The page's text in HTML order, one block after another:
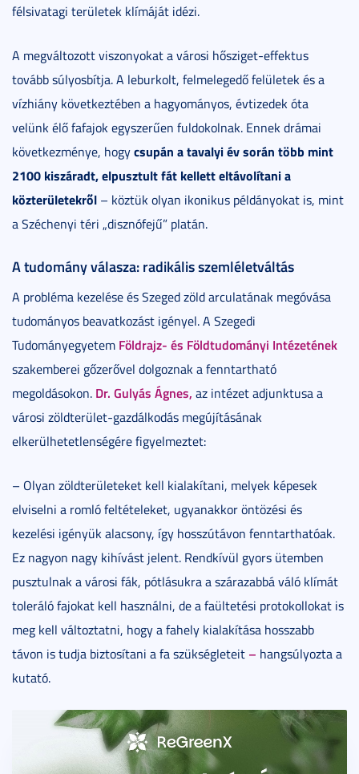
félsivatagi területek klímáját idézi.
A megváltozott viszonyokat a városi hősziget-effektus
tovább súlyosbítja. A leburkolt, felmelegedő felületek és a
vízhiány következtében a hagyományos, évtizedek óta
velünk élő fafajok egyszerűen fuldokolnak. Ennek drámai
következménye, hogycsupán a tavalyi év során több mint
2100 kiszáradt, elpusztult fát kellett eltávolítani a
közterületekről – köztük olyan ikonikus példányokat is, mint
a Széchenyi téri „disznófejű” platán.
A tudomány válasza: radikális szemléletváltás
A probléma kezelése és Szeged zöld arculatának megóvása
tudományos beavatkozást igényel. A Szegedi
Tudományegyetem Földrajz- és Földtudományi Intézetének
szakemberei gőzerővel dolgoznak a fenntartható
megoldásokon. Dr. Gulyás Ágnes, az intézet adjunktusa a
városi zöldterület-gazdálkodás megújításának
elkerülhetetlenségére figyelmeztet:
– Olyan zöldterületeket kell kialakítani, melyek képesek
elviselni a romló feltételeket, ugyanakkor öntözési és
kezelési igényük alacsony, így hosszútávon fenntarthatóak.
Ez nagyon nagy kihívást jelent. Rendkívül gyors ütemben
pusztulnak a városi fák, pótlásukra a szárazabbá váló klímát
toleráló fajokat kell használni, de a faültetési protokollokat is
meg kell változtatni, hogy a fahely kialakítása hosszabb
távon is tudja biztosítani a fa szükségleteit – hangsúlyozta a
kutató.